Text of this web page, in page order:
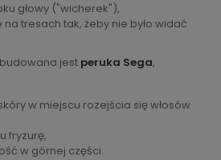
głowy ("wicherek"),
na tresach tak, żeby nie było widać
jest peruka Sega,
w miejscu rozejścia się włosów
fryzurę,
w górnej części.